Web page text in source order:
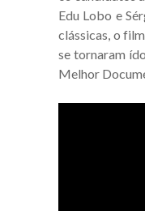
Edu Lobo e
clássicas, o
se tornaram
Melhor